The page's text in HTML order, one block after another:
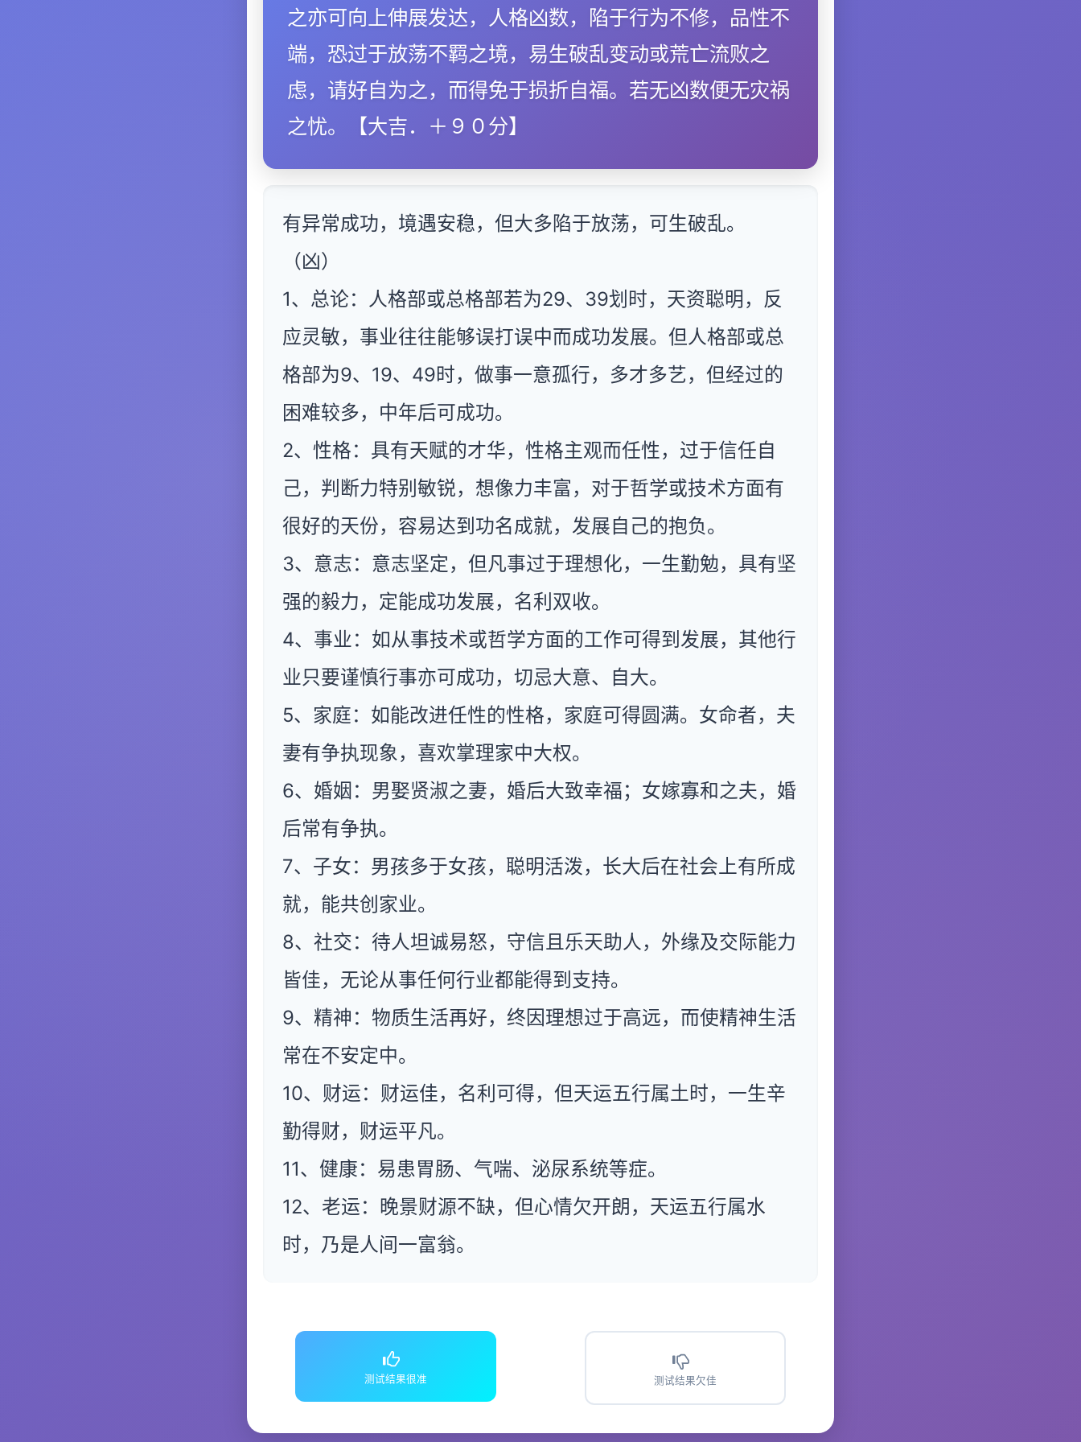
之亦可向上伸展发达，人格凶数，陷于行为不修，品性不
端，恐过于放荡不羁之境，易生破乱变动或荒亡流败之
虑，请好自为之，而得免于损折自福。若无凶数便无灾祸
之忧。【大吉．＋９０分】
有异常成功，境遇安稳，但大多陷于放荡，可生破乱。
（凶）
1、总论：人格部或总格部若为29、39划时，天资聪明，反
应灵敏，事业往往能够误打误中而成功发展。但人格部或总
格部为9、19、49时，做事一意孤行，多才多艺，但经过的
困难较多，中年后可成功。
2、性格：具有天赋的才华，性格主观而任性，过于信任自
己，判断力特别敏锐，想像力丰富，对于哲学或技术方面有
很好的天份，容易达到功名成就，发展自己的抱负。
3、意志：意志坚定，但凡事过于理想化，一生勤勉，具有坚
强的毅力，定能成功发展，名利双收。
4、事业：如从事技术或哲学方面的工作可得到发展，其他行
业只要谨慎行事亦可成功，切忌大意、自大。
5、家庭：如能改进任性的性格，家庭可得圆满。女命者，夫
妻有争执现象，喜欢掌理家中大权。
6、婚姻：男娶贤淑之妻，婚后大致幸福；女嫁寡和之夫，婚
后常有争执。
7、子女：男孩多于女孩，聪明活泼，长大后在社会上有所成
就，能共创家业。
8、社交：待人坦诚易怒，守信且乐天助人，外缘及交际能力
皆佳，无论从事任何行业都能得到支持。
9、精神：物质生活再好，终因理想过于高远，而使精神生活
常在不安定中。
10、财运：财运佳，名利可得，但天运五行属土时，一生辛
勤得财，财运平凡。
11、健康：易患胃肠、气喘、泌尿系统等症。
12、老运：晚景财源不缺，但心情欠开朗，天运五行属水
时，乃是人间一富翁。
测试结果很准 测试结果欠佳